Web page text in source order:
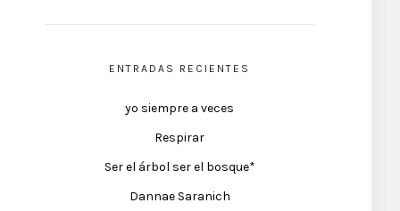
ENTRADAS RECIENTES
yo siempre a veces
Respirar
Ser el árbol ser el bosque*
Dannae Saranich